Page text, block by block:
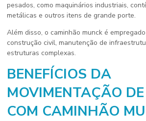
pesados, como maquinários industriais,
metálicas e outros itens de grande porte.
Além disso, o caminhão munck é
construção civil, manutenção de
estruturas complexas.
BENEFÍCIOS DA
MOVIMENTAÇÃO
COM CAMINHÃO